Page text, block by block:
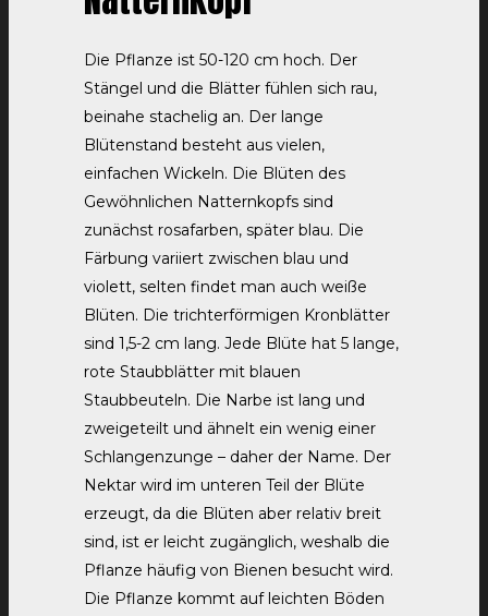
Die Pflanze ist 50-120 cm hoch. Der
Stängel und die Blätter fühlen sich rau,
beinahe stachelig an. Der lange
Blütenstand besteht aus vielen,
einfachen Wickeln. Die Blüten des
Gewöhnlichen Natternkopfs sind
zunächst rosafarben, später blau. Die
Färbung variiert zwischen blau und
violett, selten findet man auch weiße
Blüten. Die trichterförmigen Kronblätter
sind 1,5-2 cm lang. Jede Blüte hat 5 lange,
rote Staubblätter mit blauen
Staubbeuteln. Die Narbe ist lang und
zweigeteilt und ähnelt ein wenig einer
Schlangenzunge – daher der Name. Der
Nektar wird im unteren Teil der Blüte
erzeugt, da die Blüten aber relativ breit
sind, ist er leicht zugänglich, weshalb die
Pflanze häufig von Bienen besucht wird.
Die Pflanze kommt auf leichten Böden